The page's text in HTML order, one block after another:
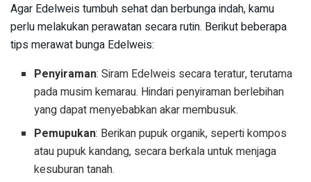
Agar Edelweis tumbuh sehat dan berbunga indah, kamu
perlu melakukan perawatan secara rutin. Berikut beberapa
tips merawat bunga Edelweis:
Penyiraman: Siram Edelweis secara teratur, terutama
pada musim kemarau. Hindari penyiraman berlebihan
yang dapat menyebabkan akar membusuk.
Pemupukan: Berikan pupuk organik, seperti kompos
atau pupuk kandang, secara berkala untuk menjaga
kesuburan tanah.